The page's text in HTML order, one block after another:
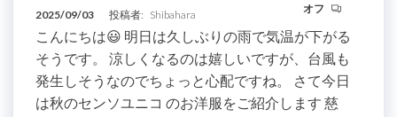
2025/09/03 投稿者: Shibahara オフ
こんにちは😃 明日は久しぶりの雨で気温が下がる
そうです。 涼しくなるのは嬉しいですが、台風も
発生しそうなのでちょっと心配ですね。 さて今日
は秋のセンソユニコ のお洋服をご紹介します 慈